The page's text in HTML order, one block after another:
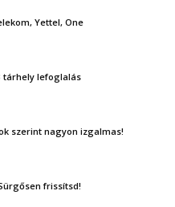
Yettel, One
tárhely lefoglalás
szerint nagyon izgalmas!
frissítsd!